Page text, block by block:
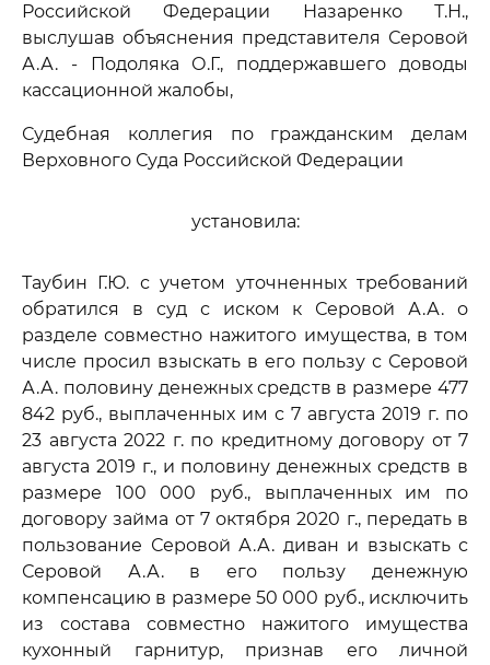
Российской Федерации Назаренко Т.Н.,
выслушав объяснения представителя Серовой
А.А. - Подоляка О.Г., поддержавшего доводы
кассационной жалобы,
Судебная коллегия по гражданским делам
Верховного Суда Российской Федерации
установила:
Таубин Г.Ю. с учетом уточненных требований
обратился в суд с иском к Серовой А.А. о
разделе совместно нажитого имущества, в том
числе просил взыскать в его пользу с Серовой
А.А. половину денежных средств в размере 477
842 руб., выплаченных им с 7 августа 2019 г. по
23 августа 2022 г. по кредитному договору от 7
августа 2019 г., и половину денежных средств в
размере 100 000 руб., выплаченных им по
договору займа от 7 октября 2020 г., передать в
пользование Серовой А.А. диван и взыскать с
Серовой А.А. в его пользу денежную
компенсацию в размере 50 000 руб., исключить
из состава совместно нажитого имущества
кухонный гарнитур, признав его личной